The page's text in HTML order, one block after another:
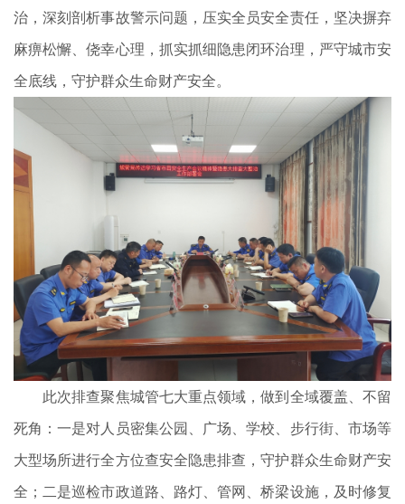
治，深刻剖析事故警示问题，压实全员安全责任，坚决摒弃
麻痹松懈、侥幸心理，抓实抓细隐患闭环治理，严守城市安
全底线，守护群众生命财产安全。
此次排查聚焦城管七大重点领域，做到全域覆盖、不留
死角：一是对人员密集公园、广场、学校、步行街、市场等
大型场所进行全方位查安全隐患排查，守护群众生命财产安
全；二是巡检市政道路、路灯、管网、桥梁设施，及时修复